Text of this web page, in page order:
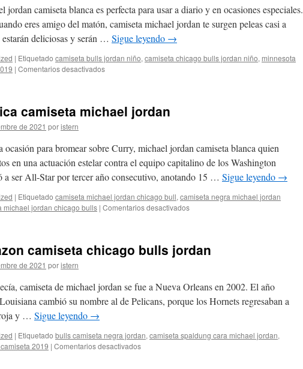
jordan camiseta blanca es perfecta para usar a diario y en ocasiones especiales.
eres amigo del matón, camiseta michael jordan te surgen peleas casi a
deliciosas y serán … Sigue leyendo →
| Etiquetado camiseta bulls jordan niño, camiseta chicago bulls jordan niño, minnesota
| Comentarios desactivadosen
jordan
camiseta michael jordan
de 2021 poristern
ocasión para bromear sobre Curry, michael jordan camiseta blanca quien
en una actuación estelar contra el equipo capitalino de los Washington
ser All-Star por tercer año consecutivo, anotando 15 … Sigue leyendo →
| Etiquetado camiseta michael jordan chicago bull, camiseta negra michael jordan
michael jordan chicago bulls | Comentarios desactivadosen
michael
camiseta chicago bulls jordan
de 2021 poristern
camiseta de michael jordan se fue a Nueva Orleans en 2002. El año
cambió su nombre al de Pelicans, porque los Hornets regresaban a
y … Sigue leyendo →
| Etiquetado bulls camiseta negra jordan, camiseta spaldung cara michael jordan,
2019 | Comentarios desactivadosen